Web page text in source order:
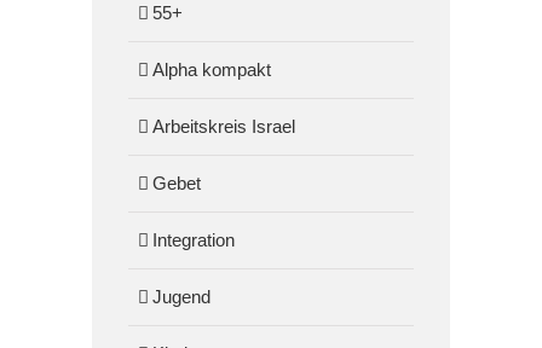
55+
Alpha kompakt
Arbeitskreis Israel
Gebet
Integration
Jugend